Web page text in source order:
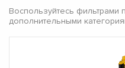
Воспользуйтесь фильтрами
дополнительными